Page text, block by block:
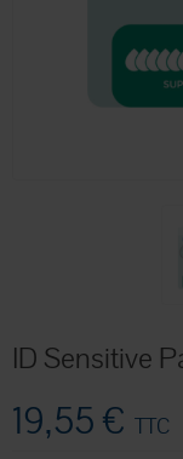
ID Sensitive
19,55 € TTC